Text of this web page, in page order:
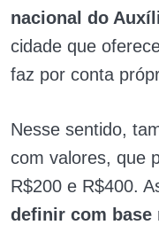
nacional do
cidade que
faz por conta
Nesse sentido,
com valores, que
R$200 e R$400.
definir com base